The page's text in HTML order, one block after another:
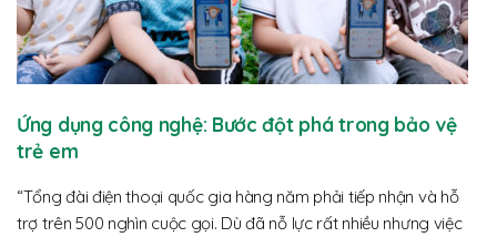
Ứng dụng công nghệ: Bước đột phá trong bảo vệ
trẻ em
“Tổng đài điện thoại quốc gia hàng năm phải tiếp nhận và hỗ
trợ trên 500 nghìn cuộc gọi. Dù đã nỗ lực rất nhiều nhưng việc